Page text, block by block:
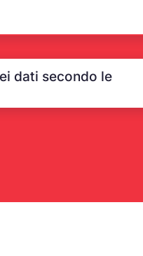
dati secondo le